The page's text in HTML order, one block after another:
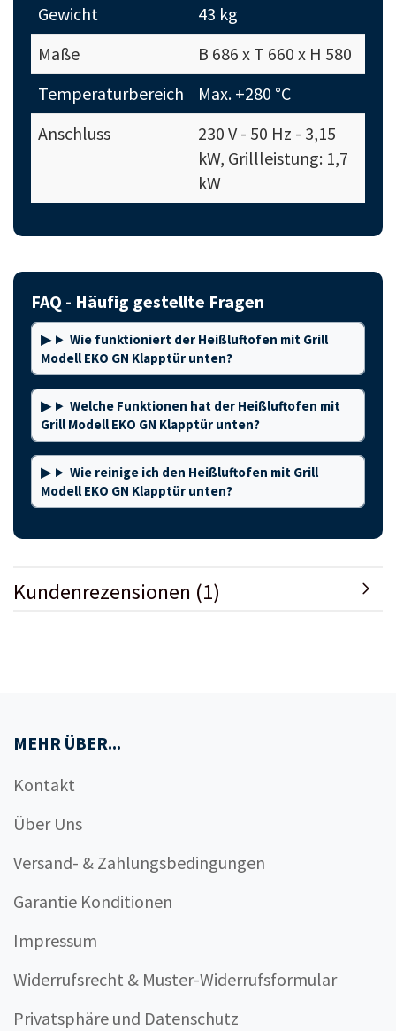
Gewicht
43 kg
Maße
B 686 x T 660 x H 580
Temperaturbereich
Max. +280 °C
Anschluss
230 V - 50 Hz - 3,15
kW, Grillleistung: 1,7
kW
FAQ - Häufig gestellte Fragen
Wie funktioniert der Heißluftofen mit Grill
Modell EKO GN Klapptür unten?
Welche Funktionen hat der Heißluftofen mit
Grill Modell EKO GN Klapptür unten?
Wie reinige ich den Heißluftofen mit Grill
Modell EKO GN Klapptür unten?
Kundenrezensionen (1)
MEHR ÜBER...
Kontakt
Über Uns
Versand- & Zahlungsbedingungen
Garantie Konditionen
Impressum
Widerrufsrecht & Muster-Widerrufsformular
Privatsphäre und Datenschutz